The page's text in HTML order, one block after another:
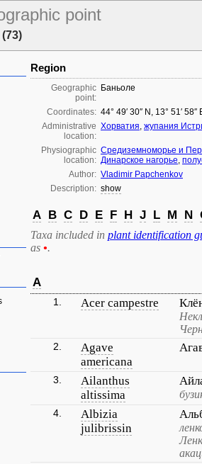
point
Region
Geographic
point:
Баньоле
Coordinates: 44° 49′ 30″ N, 13° 51′
Administrative
location:
Хорватия, жупания
Physiographic
location:
Средиземноморье и
Динарское нагорье,
Author: Vladimir Papchenkov
Description: show
A B C D E F H J L M N
Taxa included in plant identification
as •.
A
1. Acer campestre
2.
Agave
americana
3.
Ailanthus
altissima
4.
Albizia
julibrissin